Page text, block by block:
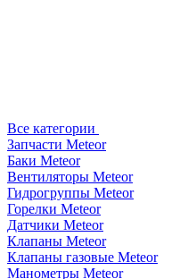
Все категории
Запчасти Meteor
Баки Meteor
Вентиляторы Meteor
Гидрогруппы Meteor
Горелки Meteor
Датчики Meteor
Клапаны Meteor
Клапаны газовые Meteor
Манометры Meteor